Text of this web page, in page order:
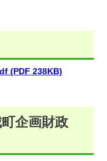
(PDF 238KB)
企画財政